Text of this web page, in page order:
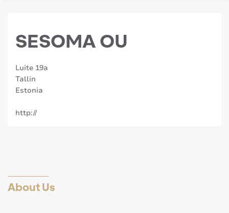
SESOMA OU
Luite 19a
Tallin
Estonia
http://
About Us